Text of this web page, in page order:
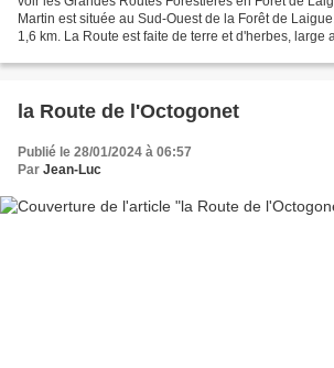
Martin est située au Sud-Ouest de la Forêt de
1,6 km. La Route est faite de terre et d'herbes, large
la Route de l'Octogonet
Publié le 28/01/2024 à 06:57
Par Jean-Luc